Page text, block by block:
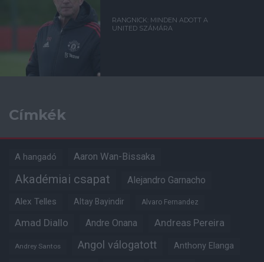
RANGNICK: MINDEN ADOTT A
UNITED SZÁMÁRA
Címkék
A hangadó Aaron Wan-Bissaka
Akadémiai csapat Alejandro Garnacho
Alex Telles Altay Bayindir Alvaro Fernandez
Amad Diallo Andre Onana Andreas Pereira
Andrey Santos Angol válogatott Anthony Elanga